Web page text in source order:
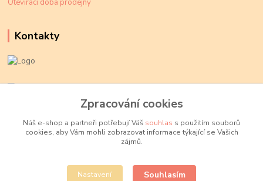
Kontakty
+420 774 719 784
info@fajnekorale.cz
Zpracování cookies
Náš e-shop a partneři potřebují Váš souhlas s použitím souborů
cookies, aby Vám mohli zobrazovat informace týkající se Vašich
zájmů.
Nastavení Souhlasím